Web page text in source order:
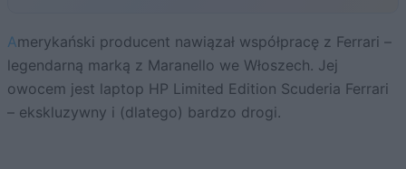
Amerykański producent nawiązał współpracę z Ferrari –
legendarną marką z Maranello we Włoszech. Jej
owocem jest laptop HP Limited Edition Scuderia Ferrari
– ekskluzywny i (dlatego) bardzo drogi.